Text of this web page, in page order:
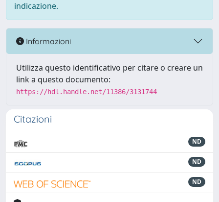
indicazione.
Informazioni
Utilizza questo identificativo per citare o creare un
link a questo documento:
https://hdl.handle.net/11386/3131744
Citazioni
ND
ND
ND